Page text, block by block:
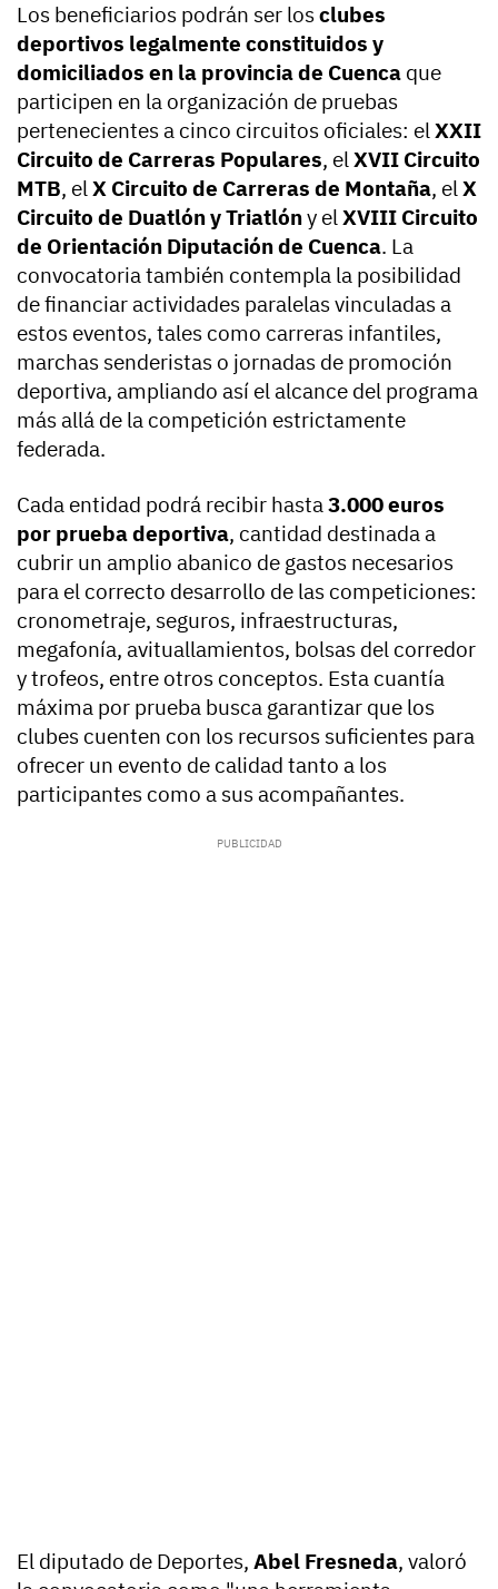
Los beneficiarios podrán ser losclubes
deportivos legalmente constituidos y
domiciliados en la provincia de Cuenca que
participen en la organización de pruebas
pertenecientes a cinco circuitos oficiales: elXXII
Circuito de Carreras Populares, elXVII Circuito
MTB, elX Circuito de Carreras de Montaña, elX
Circuito de Duatlón y Triatlóny elXVIII Circuito
de Orientación Diputación de Cuenca. La
convocatoria también contempla la posibilidad
de financiar actividades paralelas vinculadas a
estos eventos, tales como carreras infantiles,
marchas senderistas o jornadas de promoción
deportiva, ampliando así el alcance del programa
más allá de la competición estrictamente
federada.
Cada entidad podrá recibir hasta3.000 euros
por prueba deportiva, cantidad destinada a
cubrir un amplio abanico de gastos necesarios
para el correcto desarrollo de las competiciones:
cronometraje, seguros, infraestructuras,
megafonía, avituallamientos, bolsas del corredor
y trofeos, entre otros conceptos. Esta cuantía
máxima por prueba busca garantizar que los
clubes cuenten con los recursos suficientes para
ofrecer un evento de calidad tanto a los
participantes como a sus acompañantes.
El diputado de Deportes, Abel Fresneda, valoró